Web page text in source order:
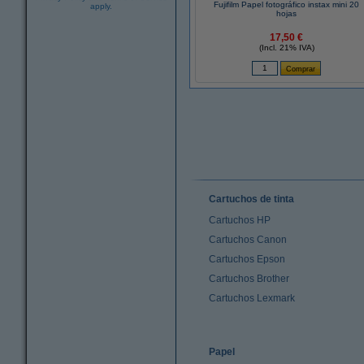
apply.
Fujifilm Papel fotográfico instax mini 20
hojas
17,50 €
(Incl. 21% IVA)
Cartuchos de tinta
Cartuchos HP
Cartuchos Canon
Cartuchos Epson
Cartuchos Brother
Cartuchos Lexmark
Papel